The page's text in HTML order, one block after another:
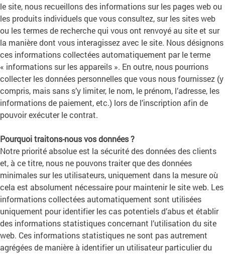
le site, nous recueillons des informations sur les pages web ou
les produits individuels que vous consultez, sur les sites web
ou les termes de recherche qui vous ont renvoyé au site et sur
la manière dont vous interagissez avec le site. Nous désignons
ces informations collectées automatiquement par le terme
« informations sur les appareils ». En outre, nous pourrions
collecter les données personnelles que vous nous fournissez (y
compris, mais sans s’y limiter, le nom, le prénom, l’adresse, les
informations de paiement, etc.) lors de l’inscription afin de
pouvoir exécuter le contrat.
Pourquoi traitons-nous vos données ?
Notre priorité absolue est la sécurité des données des clients
et, à ce titre, nous ne pouvons traiter que des données
minimales sur les utilisateurs, uniquement dans la mesure où
cela est absolument nécessaire pour maintenir le site web. Les
informations collectées automatiquement sont utilisées
uniquement pour identifier les cas potentiels d’abus et établir
des informations statistiques concernant l’utilisation du site
web. Ces informations statistiques ne sont pas autrement
agrégées de manière à identifier un utilisateur particulier du